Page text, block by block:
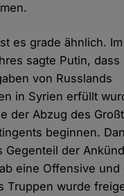
es grade ähnlich.
sagte Putin, dass
von Russlands
in Syrien erfüllt
der Abzug des
beginnen.
Gegenteil der
eine Offensive und
Truppen wurde